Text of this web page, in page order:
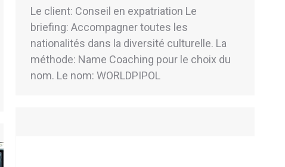
Le client: Conseil en expatriation Le
briefing: Accompagner toutes les
nationalités dans la diversité culturelle. La
méthode: Name Coaching pour le choix du
nom. Le nom: WORLDPIPOL